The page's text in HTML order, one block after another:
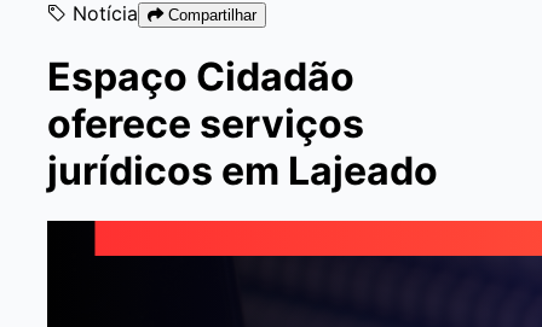
Notícia Compartilhar
Espaço Cidadão
oferece serviços
jurídicos em Lajeado